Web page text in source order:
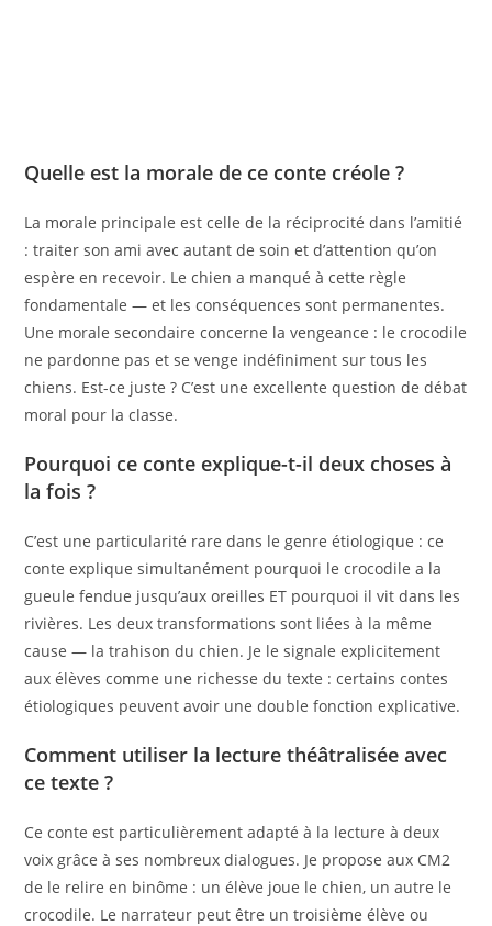
Quelle est la morale de ce conte créole ?
La morale principale est celle de la réciprocité dans l’amitié
: traiter son ami avec autant de soin et d’attention qu’on
espère en recevoir. Le chien a manqué à cette règle
fondamentale — et les conséquences sont permanentes.
Une morale secondaire concerne la vengeance : le crocodile
ne pardonne pas et se venge indéfiniment sur tous les
chiens. Est-ce juste ? C’est une excellente question de débat
moral pour la classe.
Pourquoi ce conte explique-t-il deux choses à
la fois ?
C’est une particularité rare dans le genre étiologique : ce
conte explique simultanément pourquoi le crocodile a la
gueule fendue jusqu’aux oreilles ET pourquoi il vit dans les
rivières. Les deux transformations sont liées à la même
cause — la trahison du chien. Je le signale explicitement
aux élèves comme une richesse du texte : certains contes
étiologiques peuvent avoir une double fonction explicative.
Comment utiliser la lecture théâtralisée avec
ce texte ?
Ce conte est particulièrement adapté à la lecture à deux
voix grâce à ses nombreux dialogues. Je propose aux CM2
de le relire en binôme : un élève joue le chien, un autre le
crocodile. Le narrateur peut être un troisième élève ou